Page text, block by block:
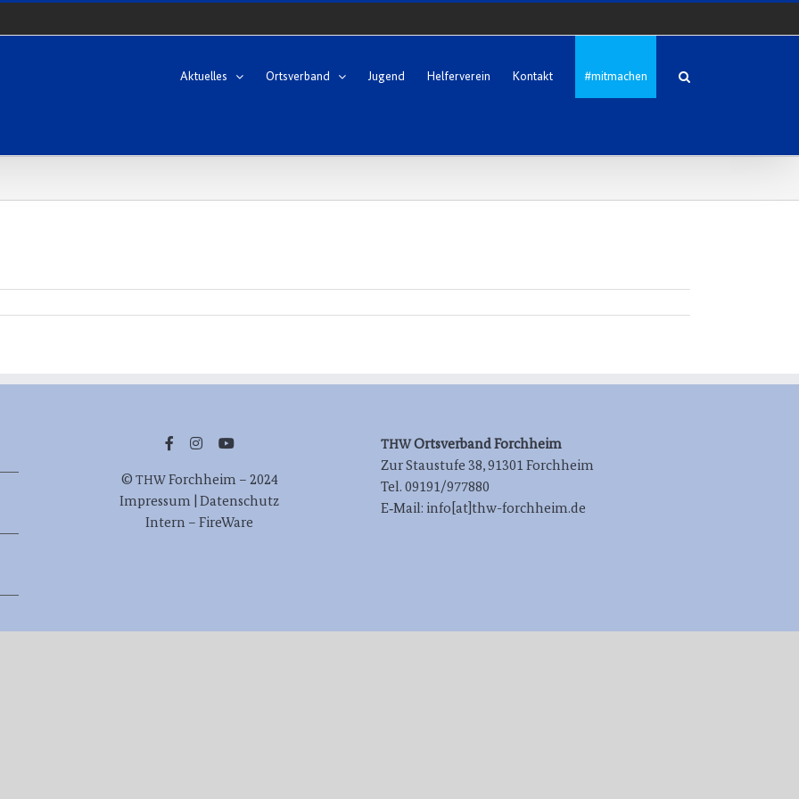
Aktuelles Ortsverband Jugend Helferverein Kontakt #mitmachen
© THWForch­heim – 2024
Impres­sum | Datenschutz
Intern – FireWare
THW Orts­ver­band Forchheim
Zur Stau­stu­fe 38, 91301 Forchheim
Tel. 09191/977880
E‑Mail: info[at]thw-forchheim.de